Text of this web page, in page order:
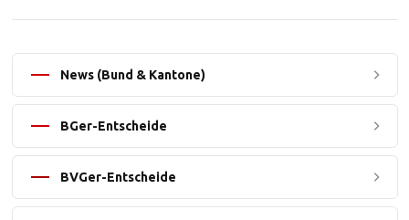
News (Bund & Kantone)
BGer-Entscheide
BVGer-Entscheide